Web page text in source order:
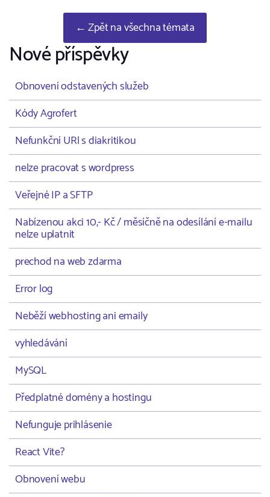
← Zpět na všechna témata
Nové příspěvky
Obnovení odstavených služeb
Kódy Agrofert
Nefunkční URl s diakritikou
nelze pracovat s wordpress
Veřejné IP a SFTP
Nabízenou akci 10,- Kč / měsíčně na odesílání e-mailu
nelze uplatnit
prechod na web zdarma
Error log
Neběží webhosting ani emaily
vyhledávání
MySQL
Předplatné domény a hostingu
Nefunguje prihlásenie
React Vite?
Obnovení webu